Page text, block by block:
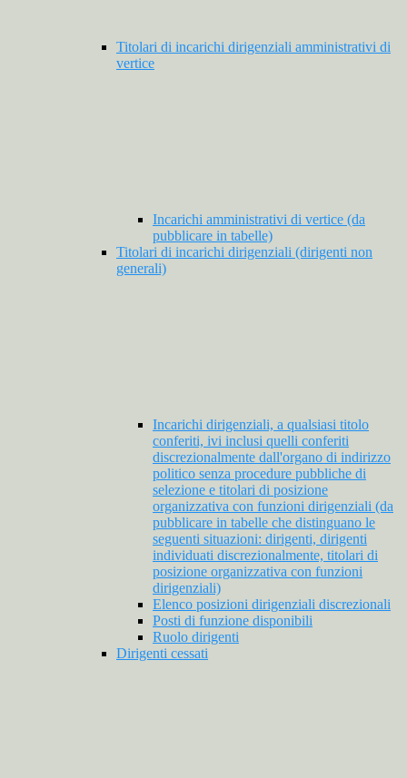
Titolari di incarichi dirigenziali amministrativi di
vertice
Incarichi amministrativi di vertice (da
pubblicare in tabelle)
Titolari di incarichi dirigenziali (dirigenti non
generali)
Incarichi dirigenziali, a qualsiasi titolo
conferiti, ivi inclusi quelli conferiti
discrezionalmente dall'organo di indirizzo
politico senza procedure pubbliche di
selezione e titolari di posizione
organizzativa con funzioni dirigenziali (da
pubblicare in tabelle che distinguano le
seguenti situazioni: dirigenti, dirigenti
individuati discrezionalmente, titolari di
posizione organizzativa con funzioni
dirigenziali)
Elenco posizioni dirigenziali discrezionali
Posti di funzione disponibili
Ruolo dirigenti
Dirigenti cessati